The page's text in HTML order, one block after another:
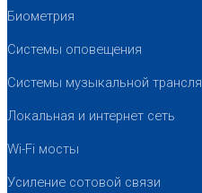
Биометрия
Системы оповещения
Системы музыкальной
Локальная и интернет сеть
Wi-Fi мосты
Усиление сотовой связи